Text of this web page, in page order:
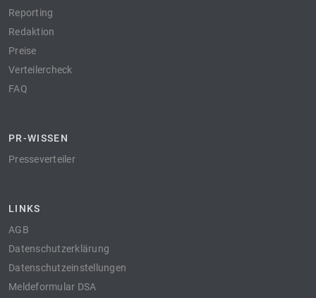
Reporting
Redaktion
Preise
Verteilercheck
FAQ
PR-WISSEN
Presseverteiler
LINKS
AGB
Datenschutzerklärung
Datenschutzeinstellungen
Meldeformular DSA